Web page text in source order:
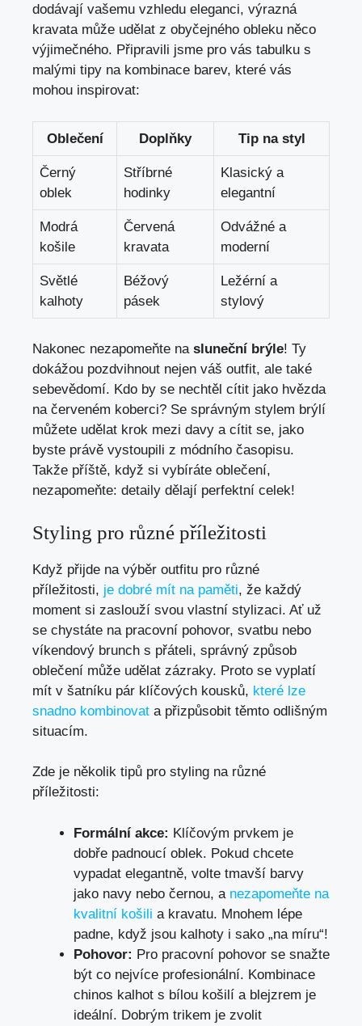
dodávají vašemu vzhledu eleganci, výrazná
kravata může udělat z obyčejného obleku něco
výjimečného. Připravili jsme pro vás tabulku s
malými tipy na kombinace barev, které vás
mohou inspirovat:
Oblečení Doplňky Tip na styl
Černý
oblek
Stříbrné
hodinky
Klasický a
elegantní
Modrá
košile
Červená
kravata
Odvážné a
moderní
Světlé
kalhoty
Béžový
pásek
Ležérní a
stylový
Nakonec nezapomeňte na sluneční brýle! Ty
dokážou pozdvihnout nejen váš outfit, ale také
sebevědomí. Kdo by se nechtěl cítit jako hvězda
na červeném koberci? Se správným stylem brýlí
můžete udělat krok mezi davy a cítit se, jako
byste právě vystoupili z módního časopisu.
Takže příště, když si vybíráte oblečení,
nezapomeňte: detaily dělají perfektní celek!
Styling pro různé příležitosti
Když přijde na výběr outfitu pro různé
příležitosti, je dobré mít na paměti, že každý
moment si zaslouží svou vlastní stylizaci. Ať už
se chystáte na pracovní pohovor, svatbu nebo
víkendový brunch s přáteli, správný způsob
oblečení může udělat zázraky. Proto se vyplatí
mít v šatníku pár klíčových kousků, které lze
snadno kombinovat a přizpůsobit těmto odlišným
situacím.
Zde je několik tipů pro styling na různé
příležitosti:
Formální akce: Klíčovým prvkem je
dobře padnoucí oblek. Pokud chcete
vypadat elegantně, volte tmavší barvy
jako navy nebo černou, a nezapomeňte na
kvalitní košili a kravatu. Mnohem lépe
padne, když jsou kalhoty i sako „na míru“!
Pohovor: Pro pracovní pohovor se snažte
být co nejvíce profesionální. Kombinace
chinos kalhot s bílou košilí a blejzrem je
ideální. Dobrým trikem je zvolit